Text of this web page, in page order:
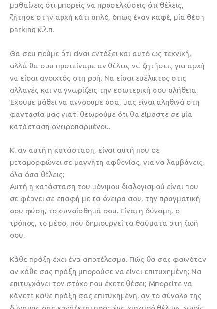
μαθαίνεις ότι μπορείς να προσελκύσεις ότι θέλεις,
ζήτησε στην αρχή κάτι απλό, όπως έναν καφέ, μία θέση
parking κ.λ.π.
Θα σου πούμε ότι είναι εντάξει και αυτό ως τεχνική,
αλλά θα σου προτείναμε αν θέλεις να ζητήσεις για αρχή
να είσαι ανοιχτός στη ροή. Να είσαι ευέλικτος στις
αλλαγές και να γνωρίζεις την εσωτερική σου αλήθεια.
Έχουμε μάθει να αγνοούμε όσα, μας είναι αληθινά στη
φαντασία μας γιατί θεωρούμε ότι θα είμαστε σε μία
κατάσταση ονειροπαρμένου.
Κι αν αυτή η κατάσταση, είναι αυτή που σε
μεταμορφώνει σε μαγνήτη αφθονίας, για να λαμβάνεις,
όλα όσα θέλεις;
Αυτή η κατάσταση του μόνιμου διαλογισμού είναι που
σε φέρνει σε επαφή με τα όνειρα σου, την πραγματική
σου φύση, το συναίσθημά σου. Είναι η δύναμη, ο
τρόπος, το μέσο, που δημιουργεί τα θαύματα στη ζωή
σου.
Κάθε πράξη έχει ένα αποτέλεσμα. Πώς θα σας φαινόταν
αν κάθε σας πράξη μπορούσε να είναι επιτυχημένη; Να
επιτυγχάνει τον στόχο που έχετε θέσει; Μπορείτε να
κάνετε κάθε πράξη σας επιτυχημένη, αν το σύνολο της